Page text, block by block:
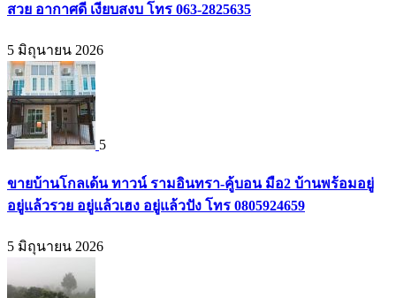
สวย อากาศดี เงียบสงบ โทร 063-2825635
5 มิถุนายน 2026
5
ขายบ้านโกลเด้น ทาวน์ รามอินทรา-คู้บอน มือ2 บ้านพร้อมอยู่
อยู่แล้วรวย อยู่แล้วเฮง อยู่แล้วปัง โทร 0805924659
5 มิถุนายน 2026